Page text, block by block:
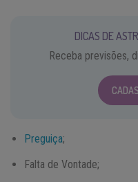
DICAS DE
Receba previsões,
Preguiça;
Falta de Vontade;